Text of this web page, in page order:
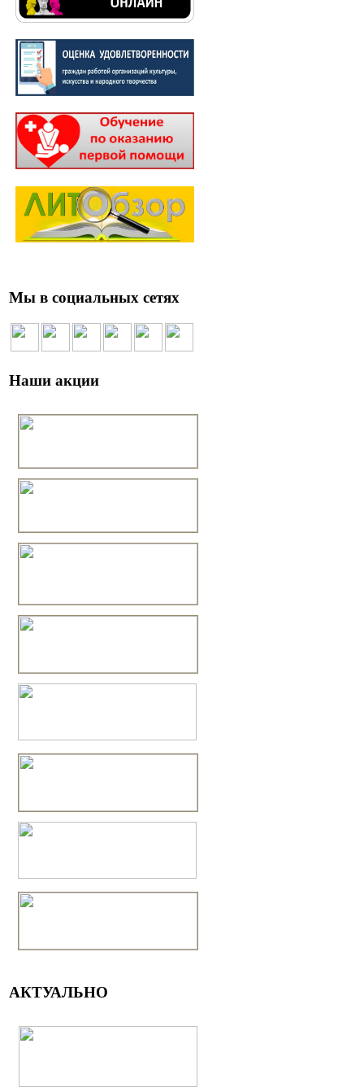
Мы в социальных сетях
Наши акции
АКТУАЛЬНО